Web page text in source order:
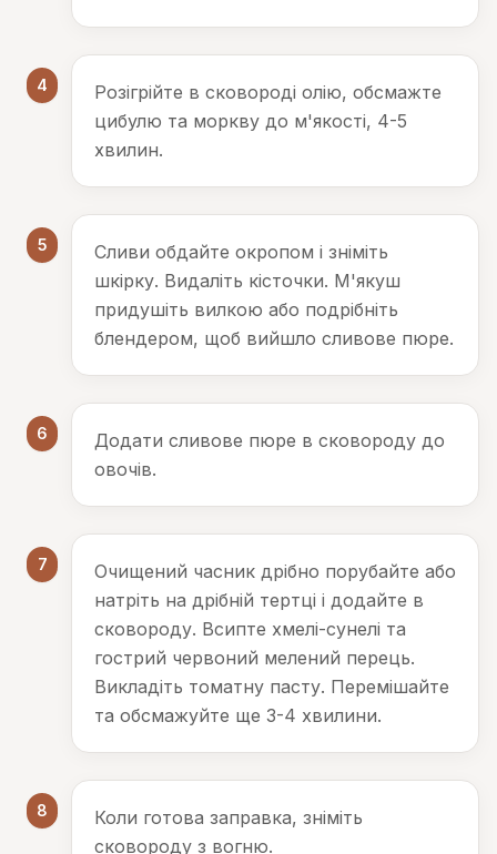
4
Розігрійте в сковороді олію, обсмажте
цибулю та моркву до м'якості, 4-5
хвилин.
5
Сливи обдайте окропом і зніміть
шкірку. Видаліть кісточки. М'якуш
придушіть вилкою або подрібніть
блендером, щоб вийшло сливове пюре.
6
Додати сливове пюре в сковороду до
овочів.
7
Очищений часник дрібно порубайте або
натріть на дрібній тертці і додайте в
сковороду. Всипте хмелі-сунелі та
гострий червоний мелений перець.
Викладіть томатну пасту. Перемішайте
та обсмажуйте ще 3-4 хвилини.
8
Коли готова заправка, зніміть
сковороду з вогню.